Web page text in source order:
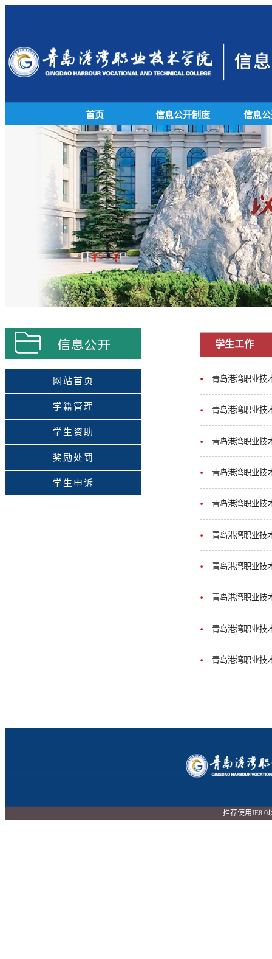
首页 信息公开制度 信息
网站首页
学籍管理
学生资助
奖励处罚
学生申诉
学生工作
青岛港湾职业技
青岛港湾职业技
青岛港湾职业技
青岛港湾职业技
青岛港湾职业技
青岛港湾职业技
青岛港湾职业技
青岛港湾职业技
青岛港湾职业技
青岛港湾职业技
推荐使用IE8.0